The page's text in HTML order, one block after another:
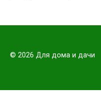
© 2026 Для дома и дачи